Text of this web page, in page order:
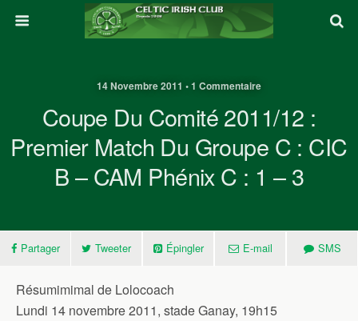
14 Novembre 2011 • 1 Commentaire
Coupe Du Comité 2011/12 :
Premier Match Du Groupe C : CIC
B – CAM Phénix C : 1 – 3
Partager Tweeter Épingler E-mail SMS
Résumimimal de Lolocoach
Lundi 14 novembre 2011, stade Ganay, 19h15